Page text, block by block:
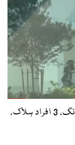
امریکا: فاسٹ فوڈ ریسٹورنٹ کے باہر فائرنگ، 3 افراد ہلاک،